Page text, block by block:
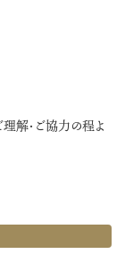
解・ご協力の程よ